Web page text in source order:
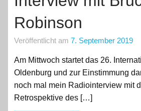
Robinson
Veröffentlicht am 7. September 2019
Am Mittwoch startet das 26.
Oldenburg und zur Einstimmung
noch mal mein Radiointerview mit
Retrospektive des […]